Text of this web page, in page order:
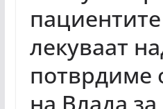
лекуваат
потврдиме